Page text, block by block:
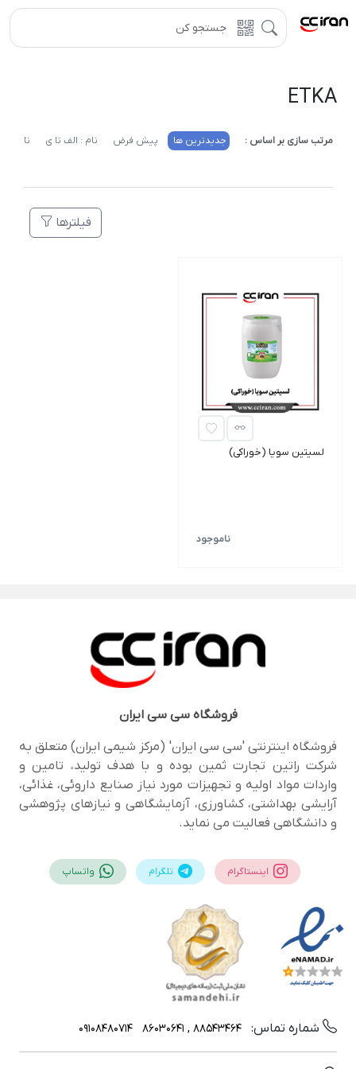
ETKA
مرتب سازی بر اساس : جدیدترین ها پیش فرض نام : الف تا ی نام : ی
فیلترها
لسیتین سویا (خوراکی)
ناموجود
فروشگاهسی سی ایران
فروشگاه اینترنتی 'سی سی ایران' (مرکز شیمی ایران) متعلق به
شرکت راتین تجارت ثمین بوده و با هدف تولید، تامین و
واردات مواد اولیه و تجهیزات مورد نیاز صنایع داروئی، غذائی،
آرایشی بهداشتی، کشاورزی، آزمایشگاهی و نیازهای پژوهشی
و دانشگاهی فعالیت می نماید.
اینستاگرام تلگرام واتساپ
شماره تماس: 88543464 , 86030641
09108480714